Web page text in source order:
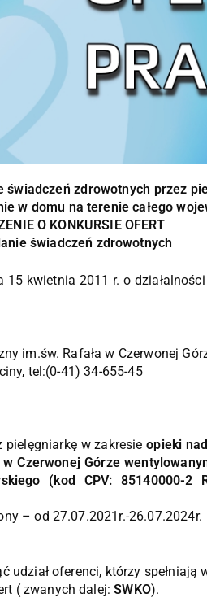
świadczeń zdrowotnych przez
w domu na terenie całego
O KONKURSIE OFERT
świadczeń zdrowotnych
kwietnia 2011 r. o
im.św. Rafała w Czerwonej
tel:(0-41) 34-655-45
pielęgniarkę w zakresieopieki
Czerwonej Górze
(kod CPV: 85140000-2
– od 27.07.2021r.-26.07.2024r.
udział oferenci, którzy spełniają
( zwanych dalej:SWKO).